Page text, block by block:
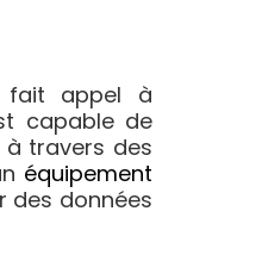
appel à
capable de
travers des
équipement
des données